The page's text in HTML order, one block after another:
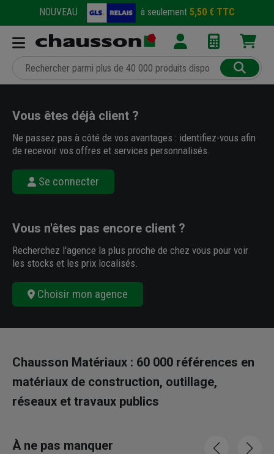
NOUVEAU : à seulement 5,50 € TTC
Vous êtes déjà client ?
Ne passez pas à côté de vos avantages : identifiez-vous afin
de recevoir vos offres et services personnalisés.
Se connecter
Vous n'êtes pas encore client ?
Recherchez l'agence la plus proche de chez vous pour voir
les stocks et les prix localisés.
Choisir mon agence
Chausson Matériaux : 60 000 références en
matériaux de construction, outillage,
réseaux et travaux publics
À ne pas manquer